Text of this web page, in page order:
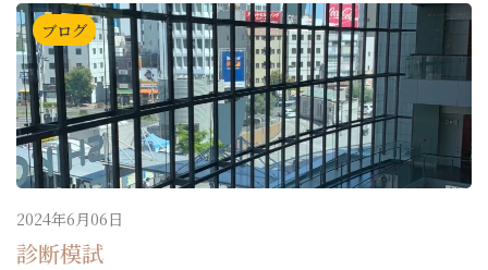
ブログ
2024年6月06日
診断模試